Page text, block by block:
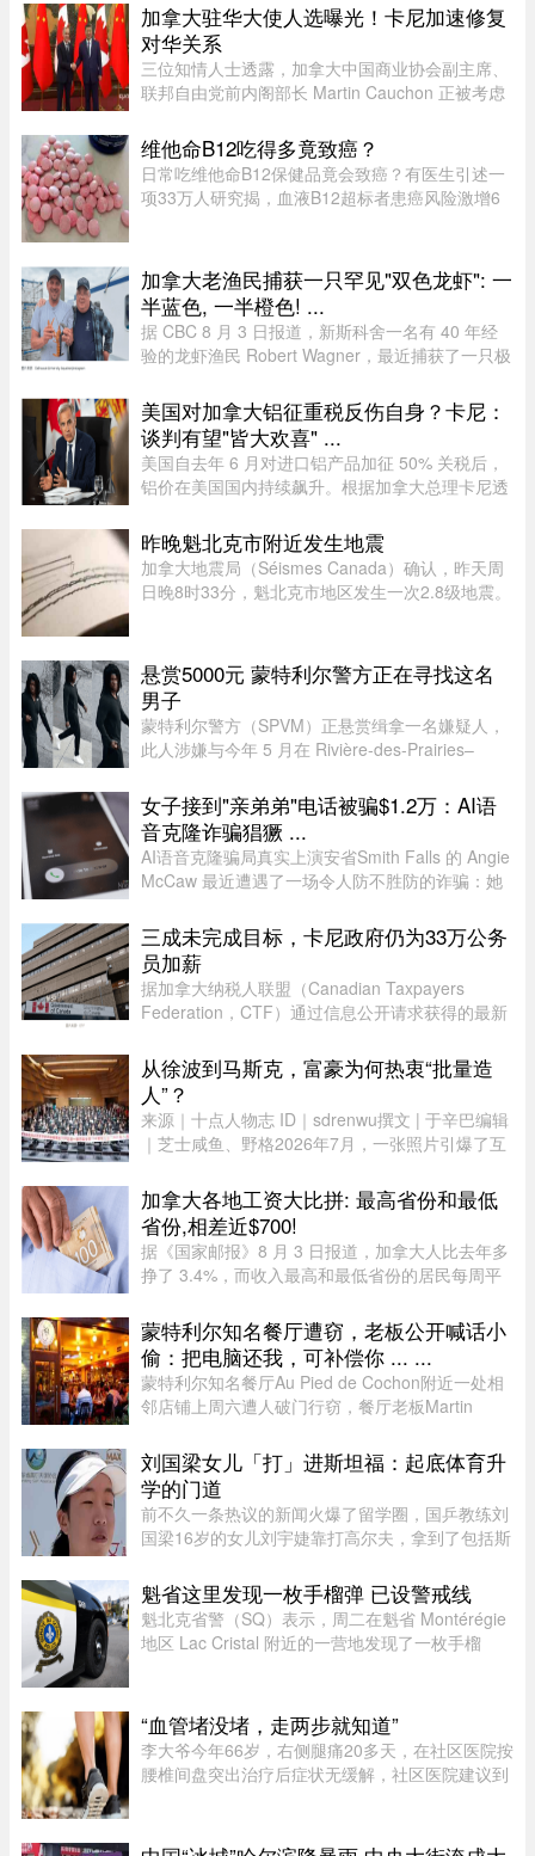
加拿大驻华大使人选曝光！卡尼加速修复
对华关系
三位知情人士透露，加拿大中国商业协会副主席、
联邦自由党前内阁部长 Martin Cauchon 正被考虑
力修复受损的外交和经济关系。Martin Cauchon
曾在让·克雷蒂安政府任司 ...
维他命B12吃得多竟致癌？
日常吃维他命B12保健品竟会致癌？有医生引述一
项33万人研究揭，血液B12超标者患癌风险激增6
科医生陈欣湄在Facebook专页发文 ...
加拿大老渔民捕获一只罕见"双色龙虾": 一
半蓝色, 一半橙色! ...
据 CBC 8 月 3 日报道，新斯科舍一名有 40 年经
验的龙虾渔民 Robert Wagner，最近捕获了一只极
边是橙色，颜色分界极为分明。Wagner 表示：“我
当时只说了句‘哇！我这 ...
美国对加拿大铝征重税反伤自身？卡尼：
谈判有望"皆大欢喜" ...
美国自去年 6 月对进口铝产品加征 50% 关税后，
铝价在美国国内持续飙升。根据加拿大总理卡尼透
物价指数上涨了 52%。卡尼在魁省一处 Rio Tinto
铝厂外对媒体表示："虽 ...
昨晚魁北克市附近发生地震
加拿大地震局（Séismes Canada）确认，昨天周
日晚8时33分，魁北克市地区发生一次2.8级地震。
动，形容感觉像打雷或重型车 ...
悬赏5000元 蒙特利尔警方正在寻找这名
男子
蒙特利尔警方（SPVM）正悬赏缉拿一名嫌疑人，
此人涉嫌与今年 5 月在 Rivière-des-Prairies–
关。警方呼吁公众协助确认嫌犯身份。据描述，嫌
犯为一名黑人男性，身高在 ...
女子接到"亲弟弟"电话被骗$1.2万：AI语
音克隆诈骗猖獗 ...
AI语音克隆骗局真实上演安省Smith Falls 的 Angie
McCaw 最近遭遇了一场令人防不胜防的诈骗：她
叫出了她弟弟的名字，连声音都几乎一模一
样。"电话那头听起来真的就是我 ...
三成未完成目标，卡尼政府仍为33万公务
员加薪
据加拿大纳税人联盟（Canadian Taxpayers
Federation，CTF）通过信息公开请求获得的最新
薪。数据显示，2025 年有 78% 的联邦雇员获得了
薪资提升，而工资下降者还不到万分 ...
从徐波到马斯克，富豪为何热衷“批量造
人”？
来源｜十点人物志 ID｜sdrenwu撰文 | 于辛巴编辑
｜芝士咸鱼、野格2026年7月，一张照片引爆了互
列。两边站着照顾他们的阿姨，前方拉着一条横
幅。照片由多益网络官方微博 ...
加拿大各地工资大比拼: 最高省份和最低
省份,相差近$700!
据《国家邮报》8 月 3 日报道，加拿大人比去年多
挣了 3.4%，而收入最高和最低省份的居民每周平
（Statistics Canada）最新发布的数据，披露了全
国及各省、地区居民的平均周 ...
蒙特利尔知名餐厅遭窃，老板公开喊话小
偷：把电脑还我，可补偿你 ... ...
蒙特利尔知名餐厅Au Pied de Cochon附近一处相
邻店铺上周六遭人破门行窃，餐厅老板Martin
找回电脑。据Martin Picard介绍，被盗地点位于
Plateau-Mont-Royal区Duluth Es ...
刘国梁女儿「打」进斯坦福：起底体育升
学的门道
前不久一条热议的新闻火爆了留学圈，国乒教练刘
国梁16岁的女儿刘宇婕靠打高尔夫，拿到了包括斯
说，从6月15日那天开始，她每晚都要花上一到两
个小时，接美国大学高尔夫校队 ...
魁省这里发现一枚手榴弹 已设警戒线
魁北克省警（SQ）表示，周二在魁省 Montérégie
地区 Lac Cristal 附近的一营地发现了一枚手榴
无法确认该手榴弹是否处 ...
“血管堵没堵，走两步就知道”
李大爷今年66岁，右侧腿痛20多天，在社区医院按
腰椎间盘突出治疗后症状无缓解，社区医院建议到
侧）、胫后动脉（小腿后侧 ...